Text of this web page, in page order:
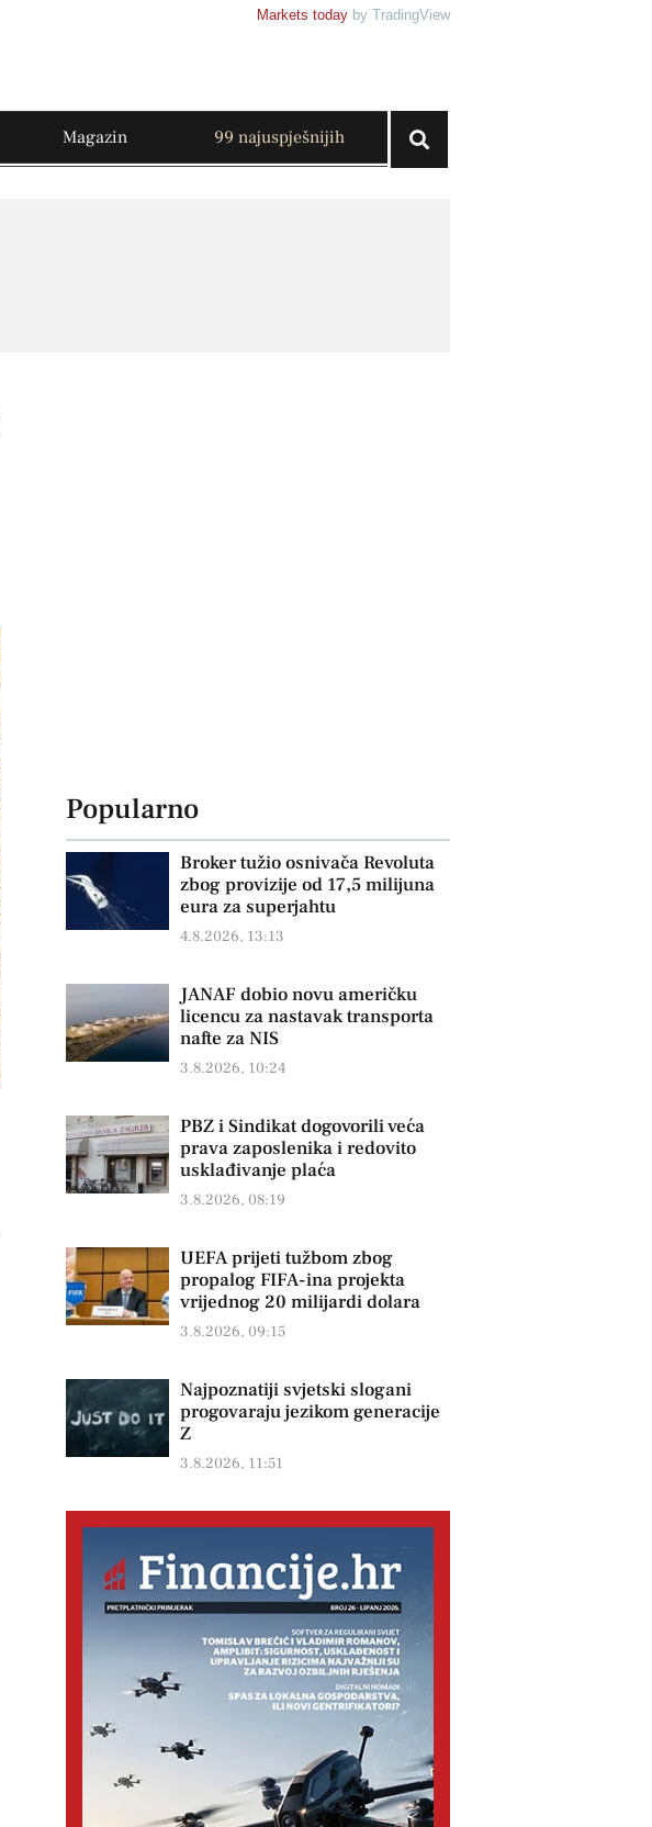
Markets today by TradingView
Magazin 99 najuspješnijih
Popularno
Broker tužio osnivača Revoluta
zbog provizije od 17,5 milijuna
eura za superjahtu
4.8.2026, 13:13
JANAF dobio novu američku
licencu za nastavak transporta
nafte za NIS
3.8.2026, 10:24
PBZ i Sindikat dogovorili veća
prava zaposlenika i redovito
usklađivanje plaća
3.8.2026, 08:19
UEFA prijeti tužbom zbog
propalog FIFA-ina projekta
vrijednog 20 milijardi dolara
3.8.2026, 09:15
Najpoznatiji svjetski slogani
progovaraju jezikom generacije
Z
3.8.2026, 11:51